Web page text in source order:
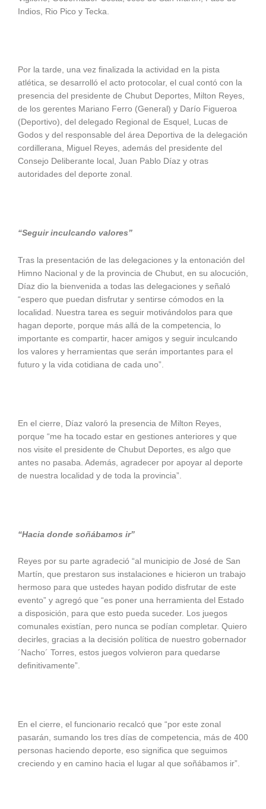
Indios, Rio Pico y Tecka.
Por la tarde, una vez finalizada la actividad en la pista
atlética, se desarrolló el acto protocolar, el cual contó con la
presencia del presidente de Chubut Deportes, Milton Reyes,
de los gerentes Mariano Ferro (General) y Darío Figueroa
(Deportivo), del delegado Regional de Esquel, Lucas de
Godos y del responsable del área Deportiva de la delegación
cordillerana, Miguel Reyes, además del presidente del
Consejo Deliberante local, Juan Pablo Díaz y otras
autoridades del deporte zonal.
“Seguir inculcando valores”
Tras la presentación de las delegaciones y la entonación del
Himno Nacional y de la provincia de Chubut, en su alocución,
Díaz dio la bienvenida a todas las delegaciones y señaló
“espero que puedan disfrutar y sentirse cómodos en la
localidad. Nuestra tarea es seguir motivándolos para que
hagan deporte, porque más allá de la competencia, lo
importante es compartir, hacer amigos y seguir inculcando
los valores y herramientas que serán importantes para el
futuro y la vida cotidiana de cada uno”.
En el cierre, Díaz valoró la presencia de Milton Reyes,
porque “me ha tocado estar en gestiones anteriores y que
nos visite el presidente de Chubut Deportes, es algo que
antes no pasaba. Además, agradecer por apoyar al deporte
de nuestra localidad y de toda la provincia”.
“Hacia donde soñábamos ir”
Reyes por su parte agradeció “al municipio de José de San
Martín, que prestaron sus instalaciones e hicieron un trabajo
hermoso para que ustedes hayan podido disfrutar de este
evento” y agregó que “es poner una herramienta del Estado
a disposición, para que esto pueda suceder. Los juegos
comunales existían, pero nunca se podían completar. Quiero
decirles, gracias a la decisión política de nuestro gobernador
´Nacho´ Torres, estos juegos volvieron para quedarse
definitivamente”.
En el cierre, el funcionario recalcó que “por este zonal
pasarán, sumando los tres días de competencia, más de 400
personas haciendo deporte, eso significa que seguimos
creciendo y en camino hacia el lugar al que soñábamos ir”.